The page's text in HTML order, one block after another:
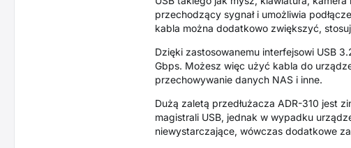
przechodzący sygnał i umożliwia
kabla można dodatkowo zwiększyć,
Dzięki zastosowanemu interfejsowi USB
Gbps. Możesz więc użyć kabla do
przechowywanie danych NAS i inne.
Dużą zaletą przedłużacza ADR-310 jest
magistrali USB, jednak w wypadku
niewystarczające, wówczas dodatkowe